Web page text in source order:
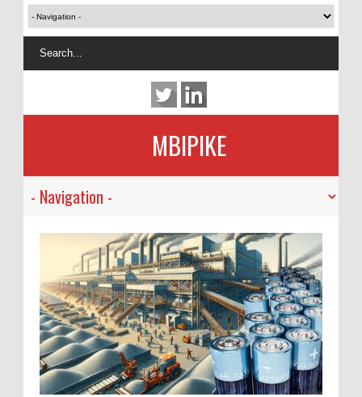
MBIPIKE